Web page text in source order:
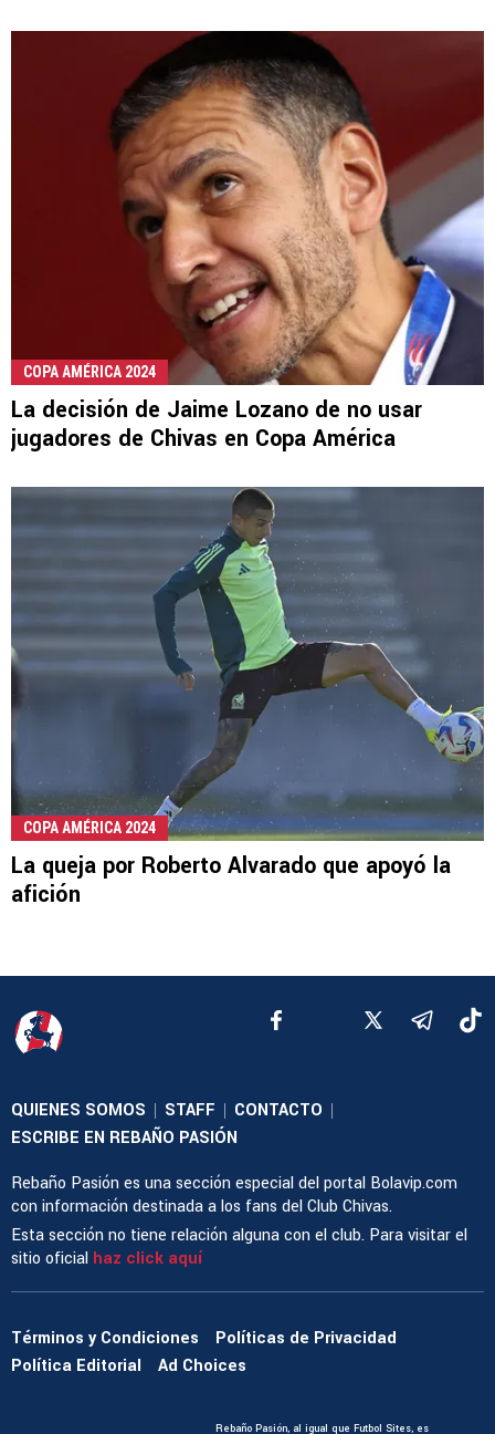
COPA AMÉRICA 2024
La decisión de Jaime Lozano de no usar
jugadores de Chivas en Copa América
COPA AMÉRICA 2024
La queja por Roberto Alvarado que apoyó la
afición
QUIENES SOMOS | STAFF | CONTACTO |
ESCRIBE EN REBAÑO PASIÓN
Rebaño Pasión es una sección especial del portal Bolavip.com
con información destinada a los fans del Club Chivas.
Esta sección no tiene relación alguna con el club. Para visitar el
sitio oficial haz click aquí
Términos y Condiciones
Políticas de Privacidad
Política Editorial
Ad Choices
Rebaño Pasión, al igual que Futbol Sites, es